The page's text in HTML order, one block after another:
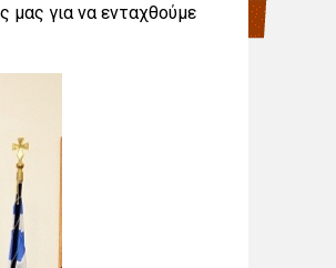
για να ενταχθούμε